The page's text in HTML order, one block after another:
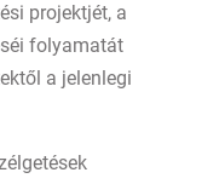
projektjét, a
folyamatát
a jelenlegi